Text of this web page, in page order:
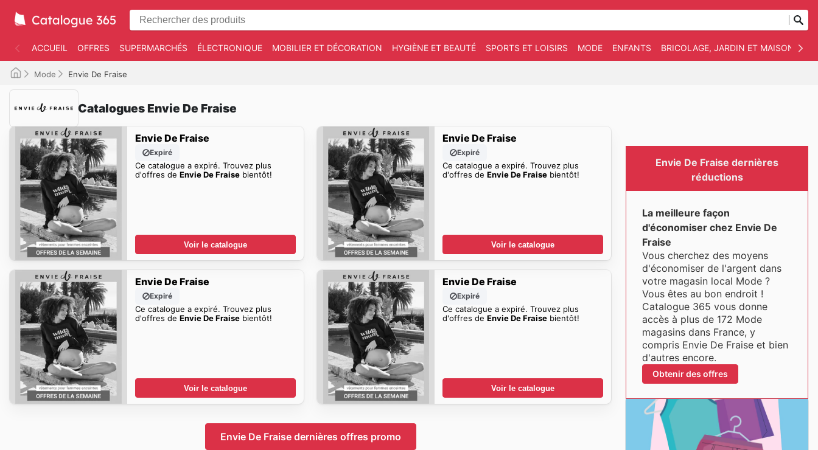
ACCUEIL OFFRES SUPERMARCHÉS ÉLECTRONIQUE MOBILIER ET DÉCORATION HYGIÈNE ET BEAUTÉ SPORTS ET LOISIRS MODE ENFANTS BRICOLAGE, JARDIN ET MAISON
Mode Envie De Fraise
Catalogues Envie De Fraise
Envie De Fraise
Expiré
Ce catalogue a expiré. Trouvez plus
d'offres de Envie De Fraisebientôt!
Voir le catalogue
Envie De Fraise
Expiré
Ce catalogue a expiré. Trouvez plus
d'offres deEnvie De Fraise bientôt!
Voir le catalogue
Envie De Fraise
Expiré
Ce catalogue a expiré. Trouvez plus
d'offres de Envie De Fraisebientôt!
Voir le catalogue
Envie De Fraise
Expiré
Ce catalogue a expiré. Trouvez plus
d'offres deEnvie De Fraise bientôt!
Voir le catalogue
Envie De Fraise dernières offres promo
Envie De Fraise dernières
réductions
La meilleure façon
d'économiser chez Envie De
Fraise
Vous cherchez des moyens
d'économiser de l'argent dans
votre magasin local Mode ?
Vous êtes au bon endroit !
Catalogue 365 vous donne
accès à plus de 172 Mode
magasins dans France, y
compris Envie De Fraise et bien
d'autres encore.
Obtenir des offres